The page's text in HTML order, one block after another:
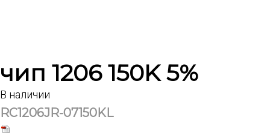
чип 1206 150K 5%
В наличии
RC1206JR-07150KL